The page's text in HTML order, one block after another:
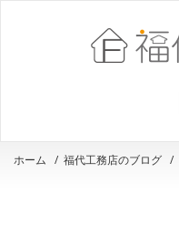
ホーム / 福代工務店のブログ /